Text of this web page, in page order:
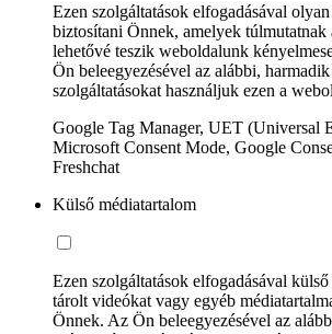
Ezen szolgáltatások elfogadásával
biztosítani Önnek, amelyek
lehetővé teszik weboldalunk
Ön beleegyezésével az alábbi,
szolgáltatásokat használjuk ezen a
Google Tag Manager, UET (Universal
Microsoft Consent Mode, Google
Freshchat
Külső médiatartalom
Ezen szolgáltatások elfogadásával
tárolt videókat vagy egyéb
Önnek. Az Ön beleegyezésével az